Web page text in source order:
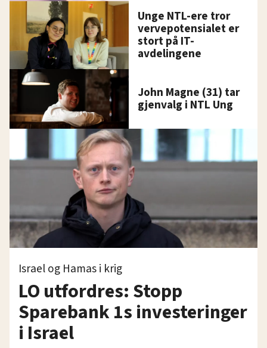
Unge NTL-ere tror
vervepotensialet er
stort på IT-
avdelingene
John Magne (31) tar
gjenvalg i NTL Ung
Israel og Hamas i krig
LO utfordres: Stopp
Sparebank 1s investeringer
i Israel